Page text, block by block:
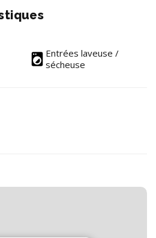
Entrées laveuse /
sécheuse